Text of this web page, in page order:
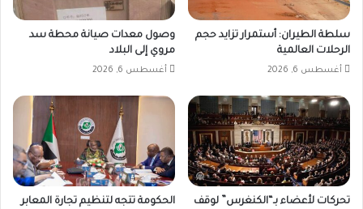
سلطة الطيران: أستمرار تزايد حجم
الرحلات العالمية
أغسطس 6, 2026
وصول معدات صيانة محطة سد
مروي إلى البلاد
أغسطس 6, 2026
تحركات لأعضاء بـ“الكنغرس” لوقف
الحكومة تتجه لتنظيم تجارة المعابر